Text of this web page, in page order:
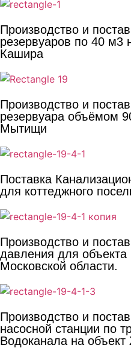
Производство и
резервуаров по 40 м3
Кашира
Производство и
резервуара объёмом
Мытищи
Поставка
для коттеджного
Производство и
давления для
Московской области.
Производство и
насосной станции по
Водоканала на